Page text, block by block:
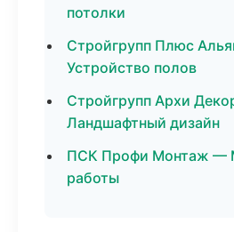
потолки
Стройгрупп Плюс
Устройство полов
Стройгрупп Архи
Ландшафтный дизайн
ПСК Профи Монтаж —
работы